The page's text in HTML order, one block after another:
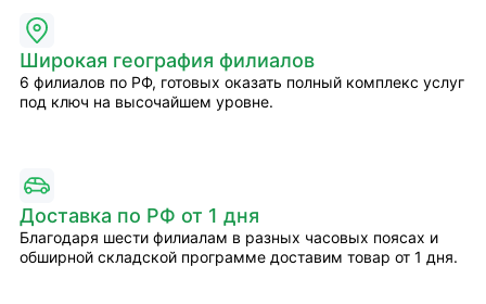
Широкая география филиалов
6 филиалов по РФ, готовых оказать полный комплекс услуг
под ключ на высочайшем уровне.
Доставка по РФ от 1 дня
Благодаря шести филиалам в разных часовых поясах и
обширной складской программе доставим товар от 1 дня.